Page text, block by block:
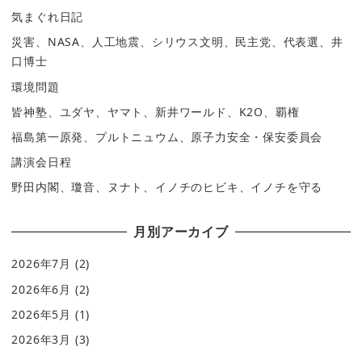
気まぐれ日記
災害、NASA、人工地震、シリウス文明、民主党、代表選、井
口博士
環境問題
皆神塾、ユダヤ、ヤマト、新井ワールド、K2O、覇権
福島第一原発、プルトニュウム、原子力安全・保安委員会
講演会日程
野田内閣、瓊音、ヌナト、イノチのヒビキ、イノチを守る
月別アーカイブ
2026年7月 (2)
2026年6月 (2)
2026年5月 (1)
2026年3月 (3)